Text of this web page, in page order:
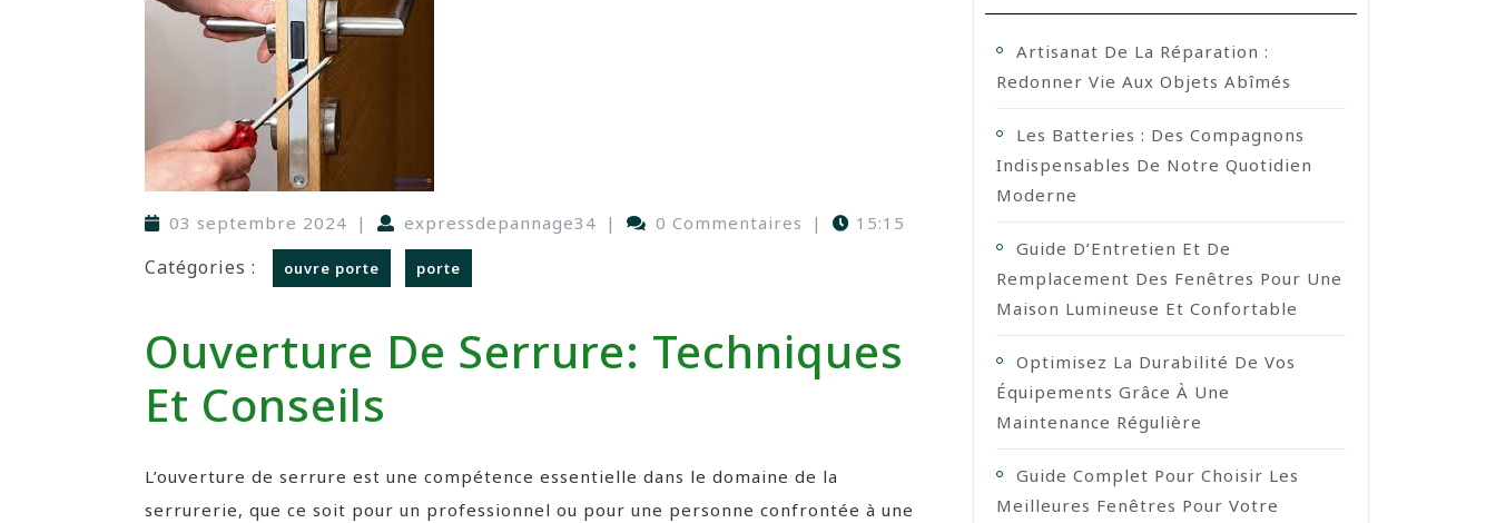
03 septembre 2024 | expressdepannage34 | 0 Commentaires | 15:15
Catégories : ouvre porte porte
Ouverture De Serrure: Techniques
Et Conseils
L’ouverture de serrure est une compétence essentielle dans le domaine de la
serrurerie, que ce soit pour un professionnel ou pour une personne confrontée à une
Artisanat De La Réparation :
Redonner Vie Aux Objets Abîmés
Les Batteries : Des Compagnons
Indispensables De Notre Quotidien
Moderne
Guide D’Entretien Et De
Remplacement Des Fenêtres Pour Une
Maison Lumineuse Et Confortable
Optimisez La Durabilité De Vos
Équipements Grâce À Une
Maintenance Régulière
Guide Complet Pour Choisir Les
Meilleures Fenêtres Pour Votre